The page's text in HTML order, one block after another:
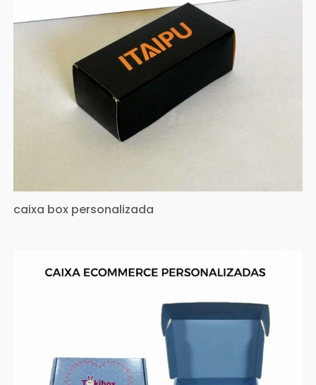
caixa box personalizada